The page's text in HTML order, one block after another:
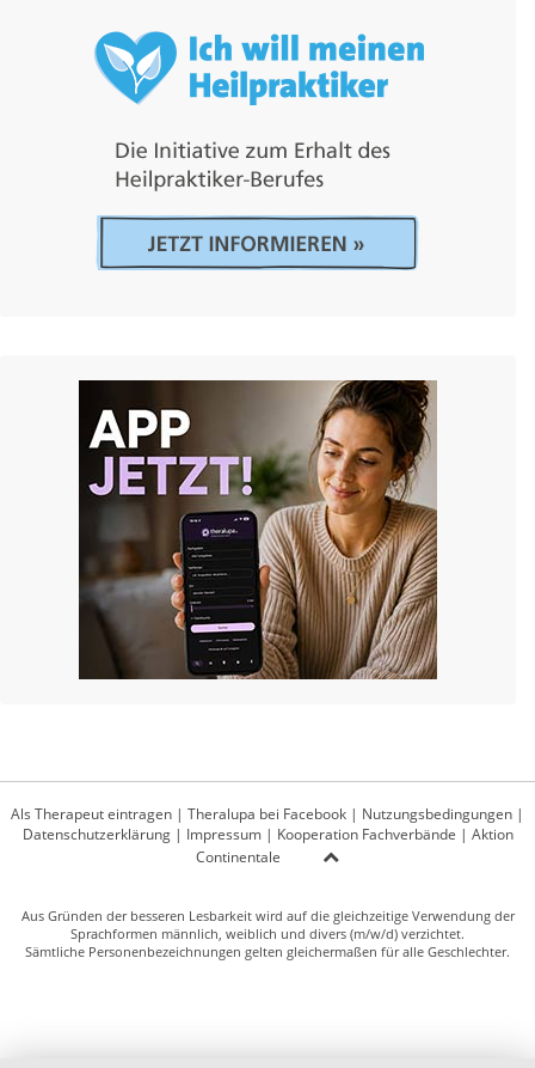
Als Therapeut eintragen | Theralupa bei Facebook | Nutzungsbedingungen |
Datenschutzerklärung| Impressum| Kooperation Fachverbände | Aktion
Continentale
Aus Gründen der besseren Lesbarkeit wird auf die gleichzeitige Verwendung der
Sprachformen männlich, weiblich und divers (m/w/d) verzichtet.
Sämtliche Personenbezeichnungen gelten gleichermaßen für alle Geschlechter.